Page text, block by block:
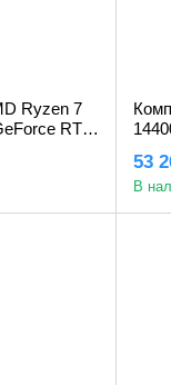
Ryzen 7
RTX
53
В